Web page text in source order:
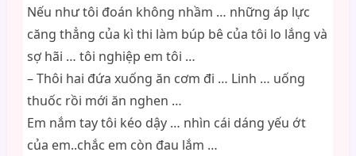
Nếu như tôi đoán không nhầm … những áp lực
căng thẳng của kì thi làm búp bê của tôi lo lắng và
sợ hãi … tôi nghiệp em tôi …
– Thôi hai đứa xuống ăn cơm đi … Linh … uống
thuốc rồi mới ăn nghen …
Em nắm tay tôi kéo dậy … nhìn cái dáng yếu ớt
của em..chắc em còn đau lắm …